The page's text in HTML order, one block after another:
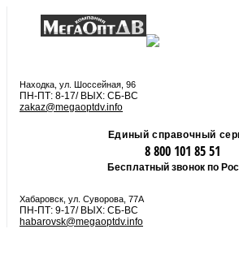
Находка, ул. Шоссейная, 96
ПН-ПТ: 8-17/ ВЫХ: СБ-ВС
zakaz@megaoptdv.info
Единый справочный
8 800 101 85 51
Бесплатный звонок по
Хабаровск, ул. Суворова, 77А
ПН-ПТ: 9-17/ ВЫХ: СБ-ВС
habarovsk@megaoptdv.info